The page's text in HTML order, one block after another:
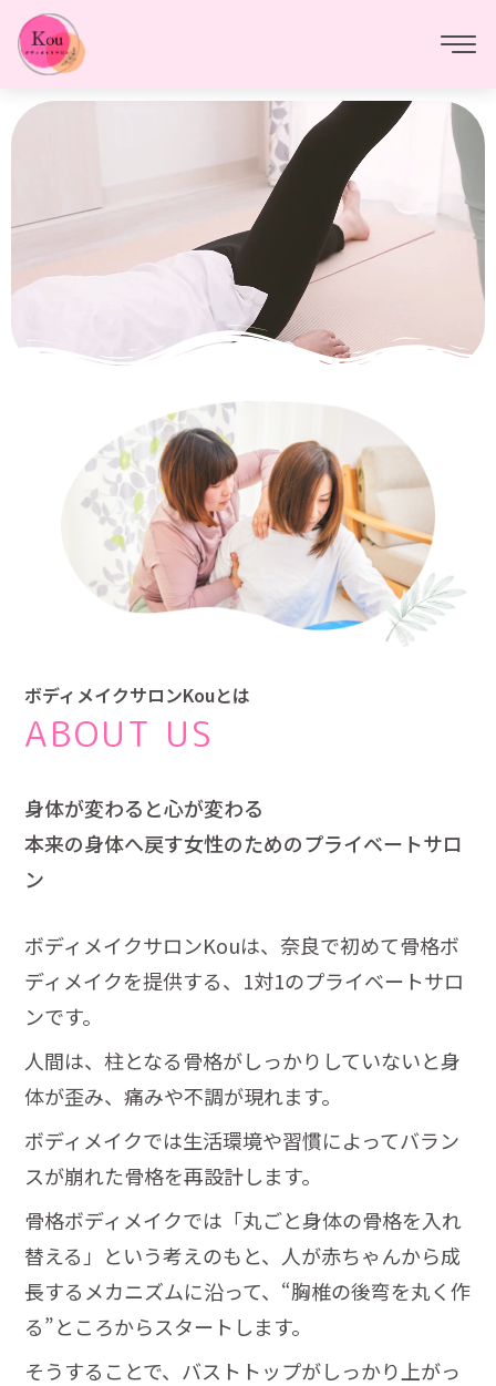
ボディメイクサロンKouとは
ABOUT US
身体が変わると心が変わる
本来の身体へ戻す女性のためのプライベートサロ
ン
ボディメイクサロンKouは、奈良で初めて骨格ボ
ディメイクを提供する、1対1のプライベートサロ
ンです。
人間は、柱となる骨格がしっかりしていないと身
体が歪み、痛みや不調が現れます。
ボディメイクでは生活環境や習慣によってバラン
スが崩れた骨格を再設計します。
骨格ボディメイクでは「丸ごと身体の骨格を入れ
替える」という考えのもと、人が赤ちゃんから成
長するメカニズムに沿って、“胸椎の後弯を丸く作
る”ところからスタートします。
そうすることで、バストトップがしっかり上がっ